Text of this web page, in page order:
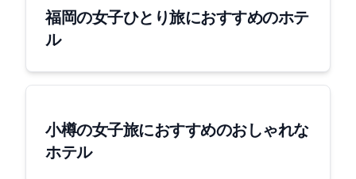
福岡の女子ひとり旅におすすめのホテ
ル
小樽の女子旅におすすめのおしゃれな
ホテル